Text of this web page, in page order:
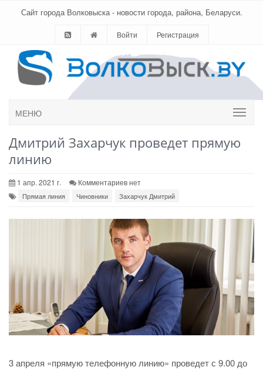
Сайт города Волковыска - новости города, района, Беларуси.
Войти Регистрация
МЕНЮ
Дмитрий Захарчук проведет прямую
линию
1 апр. 2021 г. Комментариев нет
Прямая линия Чиновники Захарчук Дмитрий
3 апреля «прямую телефонную линию» проведет с 9.00 до